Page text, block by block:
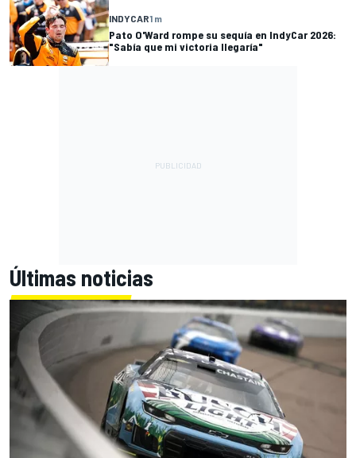
INDYCAR1 m
Pato O'Ward rompe su sequía en IndyCar 2026:
"Sabía que mi victoria llegaría"
Últimas noticias